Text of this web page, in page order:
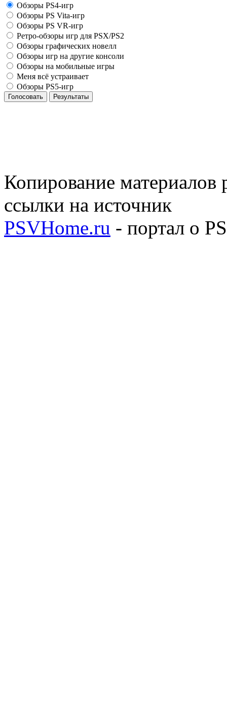
Обзоры PS4-игр
Обзоры PS Vita-игр
Обзоры PS VR-игр
Ретро-обзоры игр для PSX/PS2
Обзоры графических новелл
Обзоры игр на другие консоли
Обзоры на мобильные игры
Меня всё устраивает
Обзоры PS5-игр
Голосовать Результаты
Копирование материалов
ссылки на источник
PSVHome.ru - портал о